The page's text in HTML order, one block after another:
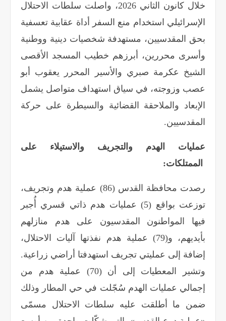
خلال كانون الثاني 2026، واصلت سلطات الاحتلال
الإسرائيلي استخدام منع السفر أداة عقابية تعسفية
بحق المقدسيين، مستهدفة شخصيات دينية ووطنية
وأسرى محررين، أبرزهم خطيب المسجد الأقصى
الشيخ عكرمة صبري والأسير المحرر يعقوب أبو
عصب وزوجته، في سياق استهداف متواصل يشمل
الإبعاد والملاحقة القضائية والسيطرة على حركة
المقدسيين.
عمليات الهدم والتجريف والاستيلاء على
الممتلكات:
رصدت محافظة القدس (86) عملية هدم وتجريف،
توزعت بواقع (5) عمليات هدم ذاتي قسري أُجبر
فيها المواطنون المقدسيون على هدم منازلهم
بأيديهم، و(79) عملية هدم نفذتها آليات الاحتلال،
إضافة إلى عمليتي تجريف استهدفتا أراضي زراعية.
وتشير المعطيات إلى أن (70) عملية هدم من
إجمالي عمليات الهدم سُجّلت في حي المطار وذلك
ضمن ما أطلقت عليه سلطات الاحتلال مسمّى